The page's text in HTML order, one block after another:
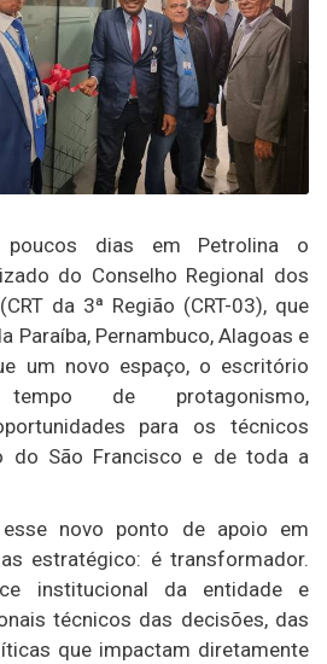
poucos dias em Petrolina o
do Conselho Regional dos
da 3ª Região (CRT-03), que
Paraíba, Pernambuco, Alagoas e
um novo espaço, o escritório
de protagonismo,
para os técnicos
do São Francisco e de toda a
esse novo ponto de apoio em
estratégico: é transformador.
institucional da entidade e
técnicos das decisões, das
que impactam diretamente